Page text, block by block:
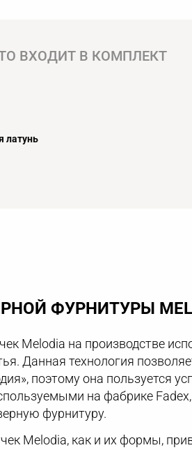
ВХОДИТ В КОМПЛЕКТ
латунь
ФУРНИТУРЫ
Melodia на производстве
Данная технология
поэтому она пользуется
на фабрике
фурнитуру.
Melodia, как и их формы,